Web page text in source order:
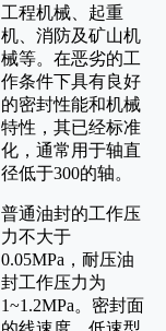
工程机械、起重
机、消防及矿山机
械等。在恶劣的工
作条件下具有良好
的密封性能和机械
特性，其已经标准
化，通常用于轴直
径低于300的轴。
普通油封的工作压
力不大于
0.05MPa，耐压油
封工作压力为
1~1.2MPa。密封面